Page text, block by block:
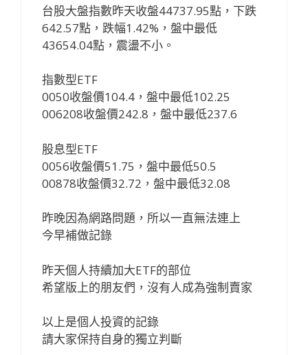
台股大盤指數昨天收盤44737.95點，下跌
642.57點，跌幅1.42%，盤中最低
43654.04點，震盪不小。
指數型ETF
0050收盤價104.4，盤中最低102.25
006208收盤價242.8，盤中最低237.6
股息型ETF
0056收盤價51.75，盤中最低50.5
00878收盤價32.72，盤中最低32.08
昨晚因為網路問題，所以一直無法連上
今早補做記錄
昨天個人持續加大ETF的部位
希望版上的朋友們，沒有人成為強制賣家
以上是個人投資的記錄
請大家保持自身的獨立判斷